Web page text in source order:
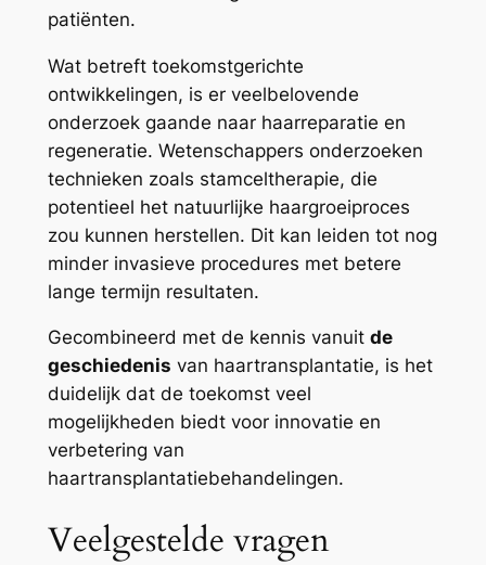
patiënten.
Wat betreft toekomstgerichte
ontwikkelingen, is er veelbelovende
onderzoek gaande naar haarreparatie en
regeneratie. Wetenschappers onderzoeken
technieken zoals stamceltherapie, die
potentieel het natuurlijke haargroeiproces
zou kunnen herstellen. Dit kan leiden tot nog
minder invasieve procedures met betere
lange termijn resultaten.
Gecombineerd met de kennis vanuit de
geschiedenis van haartransplantatie, is het
duidelijk dat de toekomst veel
mogelijkheden biedt voor innovatie en
verbetering van
haartransplantatiebehandelingen.
Veelgestelde vragen